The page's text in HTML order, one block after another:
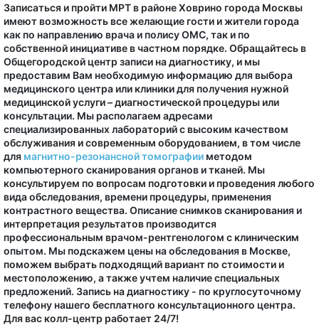
Записаться и пройти МРТ в районе Ховрино города Москвы
имеют возможность все желающие гости и жители города
как по направлению врача и полису ОМС, так и по
собственной инициативе в частном порядке. Обращайтесь в
Общегородской центр записи на диагностику, и мы
предоставим Вам необходимую информацию для выбора
медицинского центра или клиники для получения нужной
медицинской услуги – диагностической процедуры или
консультации. Мы располагаем адресами
специализированных лабораторий с высоким качеством
обслуживания и современным оборудованием, в том числе
для магнитно-резонансной томографии методом
компьютерного сканирования органов и тканей. Мы
консультируем по вопросам подготовки и проведения любого
вида обследования, времени процедуры, применения
контрастного вещества. Описание снимков сканирования и
интерпретация результатов производится
профессиональным врачом-рентгенологом с клиническим
опытом. Мы подскажем цены на обследования в Москве,
поможем выбрать подходящий вариант по стоимости и
местоположению, а также учтем наличие специальных
предложений. Запись на диагностику - по круглосуточному
телефону нашего бесплатного консультационного центра.
Для вас колл-центр работает 24/7!